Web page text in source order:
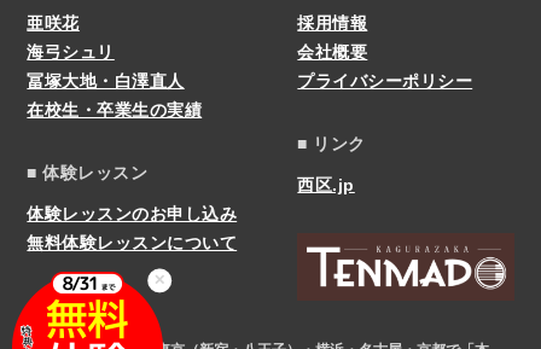
亜咲花
海弓シュリ
冨塚大地・白澤直人
在校生・卒業生の実績
■ 体験レッスン
体験レッスンのお申し込み
無料体験レッスンについて
採用情報
会社概要
プライバシーポリシー
■ リンク
西区.jp
✕